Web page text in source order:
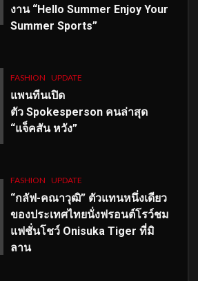
งาน “Hello Summer Enjoy Your
Summer Sports”
FASHION UPDATE
แพนทีนเปิด
ตัว Spokesperson คนล่าสุด
“แจ็คสัน หวัง”
FASHION UPDATE
“กลัฟ-คณาวุฒิ” ตัวแทนหนึ่งเดียว
ของประเทศไทยนั่งฟรอนต์โรว์ชม
แฟชั่นโชว์ Onisuka Tiger ที่มิ
ลาน